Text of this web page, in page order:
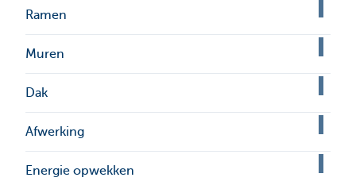
Ramen
Muren
Dak
Afwerking
Energie opwekken